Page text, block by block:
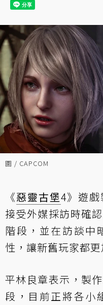
圖 / CAPCOM
《惡靈古堡4》遊
接受外媒採訪時確
階段，並在訪談中
性，讓新舊玩家都更
平林良章表示，製
段，目前正將各小